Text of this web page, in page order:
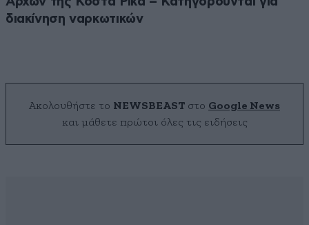
διακίνηση ναρκωτικών
Ακολουθήστε το NEWSBEAST στο Google News
και μάθετε πρώτοι όλες τις ειδήσεις